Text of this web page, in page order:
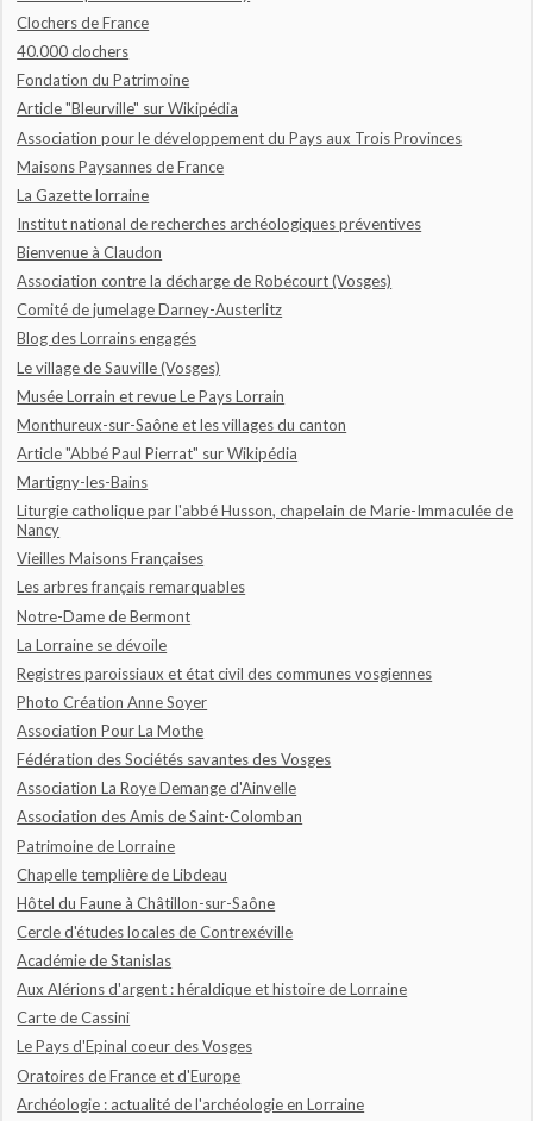
Clochers de France
40.000 clochers
Fondation du Patrimoine
Article "Bleurville" sur Wikipédia
Association pour le développement du Pays aux Trois Provinces
Maisons Paysannes de France
La Gazette lorraine
Institut national de recherches archéologiques préventives
Bienvenue à Claudon
Association contre la décharge de Robécourt (Vosges)
Comité de jumelage Darney-Austerlitz
Blog des Lorrains engagés
Le village de Sauville (Vosges)
Musée Lorrain et revue Le Pays Lorrain
Monthureux-sur-Saône et les villages du canton
Article "Abbé Paul Pierrat" sur Wikipédia
Martigny-les-Bains
Liturgie catholique par l'abbé Husson, chapelain de Marie-Immaculée de
Nancy
Vieilles Maisons Françaises
Les arbres français remarquables
Notre-Dame de Bermont
La Lorraine se dévoile
Registres paroissiaux et état civil des communes vosgiennes
Photo Création Anne Soyer
Association Pour La Mothe
Fédération des Sociétés savantes des Vosges
Association La Roye Demange d'Ainvelle
Association des Amis de Saint-Colomban
Patrimoine de Lorraine
Chapelle templière de Libdeau
Hôtel du Faune à Châtillon-sur-Saône
Cercle d'études locales de Contrexéville
Académie de Stanislas
Aux Alérions d'argent : héraldique et histoire de Lorraine
Carte de Cassini
Le Pays d'Epinal coeur des Vosges
Oratoires de France et d'Europe
Archéologie : actualité de l'archéologie en Lorraine